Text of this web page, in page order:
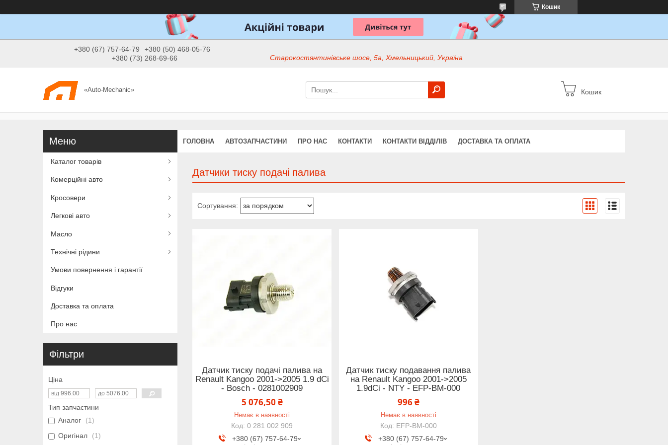
Кошик
+380 (67) 757-64-79
+380 (50) 468-05-76
+380 (73) 268-69-66
Старокостянтинівське шосе, 5а, Хмельницький, Україна
«Auto-Mechanic» Кошик
ГОЛОВНА АВТОЗАПЧАСТИНИ ПРО НАС КОНТАКТИ КОНТАКТИ ВІДДІЛІВ ДОСТАВКА ТА ОПЛАТА
Датчики тиску подачі палива
Датчик тиску подачі палива на
Renault Kangoo 2001->2005 1.9 dCi
- Bosch - 0281002909
5 076,50 ₴
Немає в наявності
0 281 002 909
+380 (67) 757-64-79
Датчик тиску подавання палива
на Renault Kangoo 2001->2005
1.9dCi - NTY - EFP-BM-000
996 ₴
Немає в наявності
EFP-BM-000
+380 (67) 757-64-79
Каталог товарів
Комерційні авто
Кросовери
Легкові авто
Масло
Технічні рідини
Умови повернення і гарантії
Відгуки
Доставка та оплата
Про нас
Фільтри
Ціна
Тип запчастини
Аналог
1
Оригінал
1